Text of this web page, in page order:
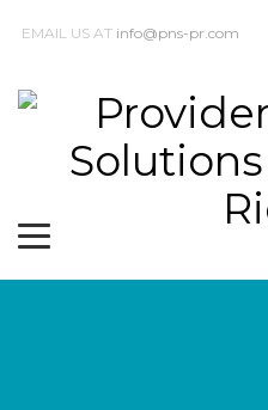
EMAIL US AT info@pns-pr.com